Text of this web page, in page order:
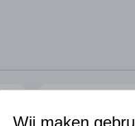
Wij maken